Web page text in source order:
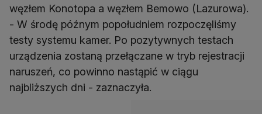
węzłem Konotopa a węzłem Bemowo (Lazurowa).
- W środę późnym popołudniem rozpoczęliśmy
testy systemu kamer. Po pozytywnych testach
urządzenia zostaną przełączane w tryb rejestracji
naruszeń, co powinno nastąpić w ciągu
najbliższych dni - zaznaczyła.